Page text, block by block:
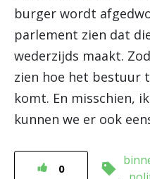
burger wordt
parlement zien dat
wederzijds maakt.
zien hoe het bestuur
komt. En misschien,
kunnen we er ook
0